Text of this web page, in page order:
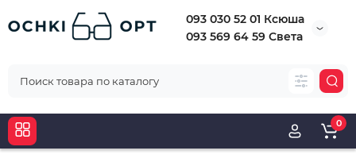
093 030 52 01 Ксюша
093 569 64 59 Света
0